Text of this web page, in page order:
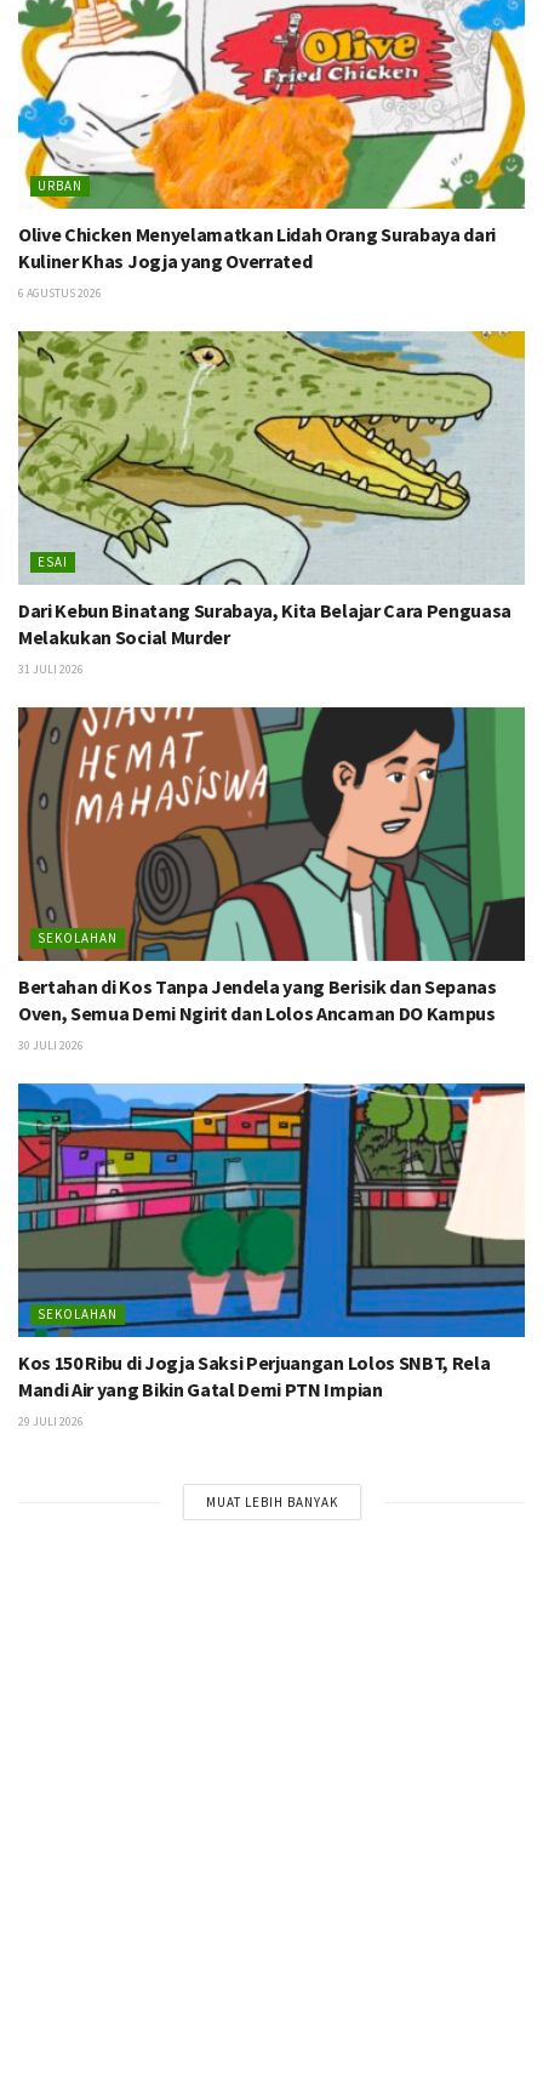
URBAN
Olive Chicken Menyelamatkan Lidah Orang Surabaya dari
Kuliner Khas Jogja yang Overrated
6 AGUSTUS 2026
ESAI
Dari Kebun Binatang Surabaya, Kita Belajar Cara Penguasa
Melakukan Social Murder
31 JULI 2026
SEKOLAHAN
Bertahan di Kos Tanpa Jendela yang Berisik dan Sepanas
Oven, Semua Demi Ngirit dan Lolos Ancaman DO Kampus
30 JULI 2026
SEKOLAHAN
Kos 150 Ribu di Jogja Saksi Perjuangan Lolos SNBT, Rela
Mandi Air yang Bikin Gatal Demi PTN Impian
29 JULI 2026
MUAT LEBIH BANYAK